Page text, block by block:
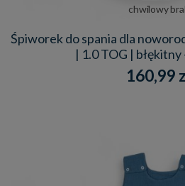
chwilowy
Śpiworek do spania dla
| 1.0 TOG |
160,99